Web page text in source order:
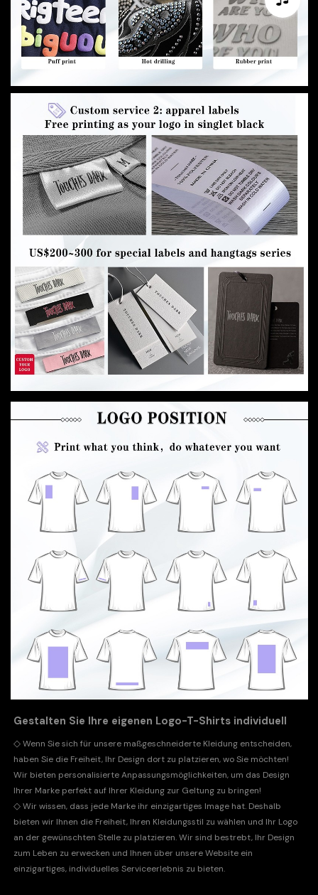
Gestalten Sie Ihre eigenen Logo-T-Shirts individuell
◇ Wenn Sie sich für unsere maßgeschneiderte Kleidung entscheiden,
haben Sie die Freiheit, Ihr Design dort zu platzieren, wo Sie möchten!
Wir bieten personalisierte Anpassungsmöglichkeiten, um das Design
Ihrer Marke perfekt auf Ihrer Kleidung zur Geltung zu bringen!
◇ Wir wissen, dass jede Marke ihr einzigartiges Image hat. Deshalb
bieten wir Ihnen die Freiheit, Ihren Kleidungsstil zu wählen und Ihr Logo
an der gewünschten Stelle zu platzieren. Wir sind bestrebt, Ihr Design
zum Leben zu erwecken und Ihnen über unsere Website ein
einzigartiges, individuelles Serviceerlebnis zu bieten.